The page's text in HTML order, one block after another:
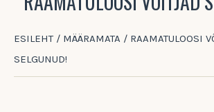
ESILEHT / MÄÄRAMATA / RAAMATULOOSI
SELGUNUD!